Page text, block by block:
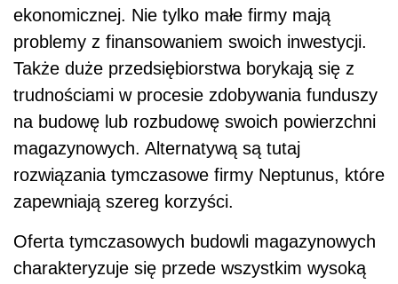
ekonomicznej. Nie tylko małe firmy mają
problemy z finansowaniem swoich inwestycji.
Także duże przedsiębiorstwa borykają się z
trudnościami w procesie zdobywania funduszy
na budowę lub rozbudowę swoich powierzchni
magazynowych. Alternatywą są tutaj
rozwiązania tymczasowe firmy Neptunus, które
zapewniają szereg korzyści.
Oferta tymczasowych budowli magazynowych
charakteryzuje się przede wszystkim wysoką